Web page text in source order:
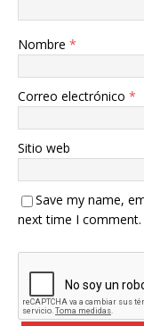
Nombre *
Correo electrónico *
Sitio web
Save my name,
next time I comment.